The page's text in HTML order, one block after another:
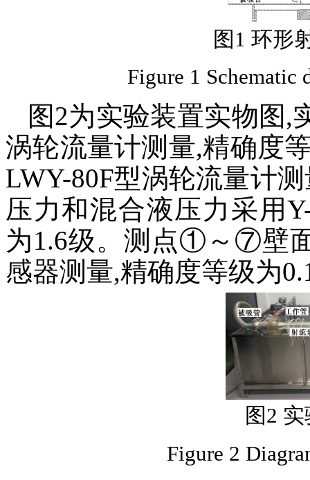
图1 环形
Figure 1 Schematic
图2为实验装置实物图,
涡轮流量计测量,精确度
LWY-80F型涡轮流量计
压力和混合液压力采用
为1.6级。测点①～⑦壁
感器测量,精确度等级为
图2
Figure 2